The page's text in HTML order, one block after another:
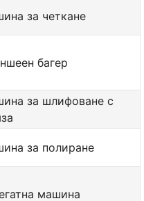
за четкане
багер
за шлифоване с
за полиране
машина